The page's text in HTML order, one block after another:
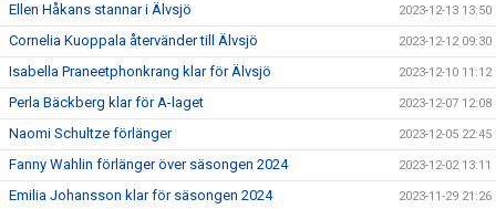
Ellen Håkans stannar i Älvsjö 2023-12-13 13:50
Cornelia Kuoppala återvänder till Älvsjö 2023-12-12 09:30
Isabella Praneetphonkrang klar för Älvsjö 2023-12-10 11:12
Perla Bäckberg klar för A-laget 2023-12-07 12:08
Naomi Schultze förlänger 2023-12-05 22:45
Fanny Wahlin förlänger över säsongen 2024 2023-12-02 13:11
Emilia Johansson klar för säsongen 2024 2023-11-29 21:26